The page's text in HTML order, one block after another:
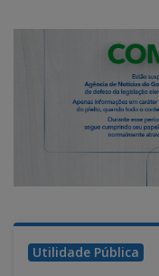
Utilidade Pública